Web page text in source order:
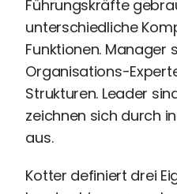
Führungskräfte
unterschiedliche
Funktionen. Manager
Organisations-
Strukturen. Leader
zeichnen sich durch
aus.
Kotter definiert drei